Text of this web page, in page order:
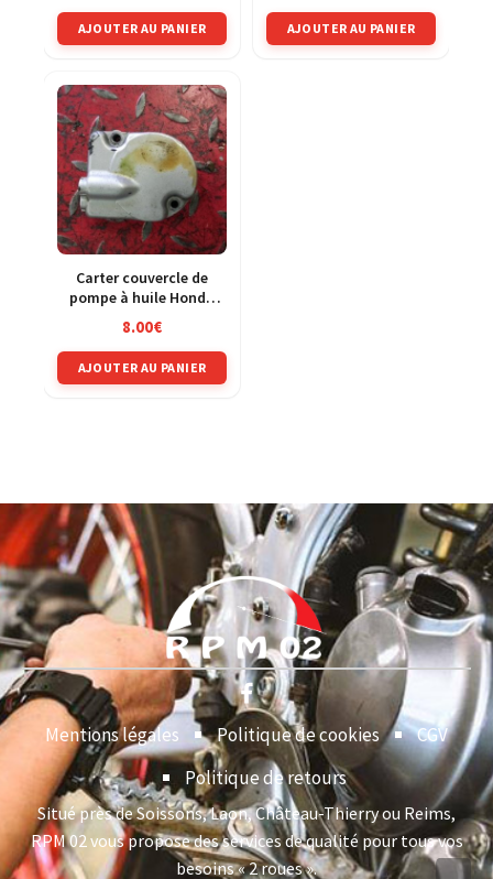
AJOUTER AU PANIER AJOUTER AU PANIER
Carter couvercle de
pompe à huile Honda
125 CRM jd13a
8.00€
AJOUTER AU PANIER
Mentions légales Politique de cookies
CGV
Politique de retours
Situé près de Soissons, Laon, Château-Thierry ou Reims,
RPM 02 vous propose des services de qualité pour tous vos
besoins « 2 roues ».